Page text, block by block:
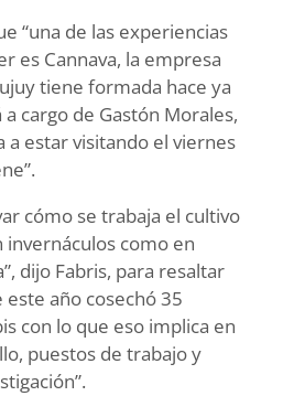
“una de las experiencias
es Cannava, la empresa
tiene formada hace ya
cargo de Gastón Morales,
a estar visitando el viernes
cómo se trabaja el cultivo
invernáculos como en
dijo Fabris, para resaltar
este año cosechó 35
con lo que eso implica en
puestos de trabajo y